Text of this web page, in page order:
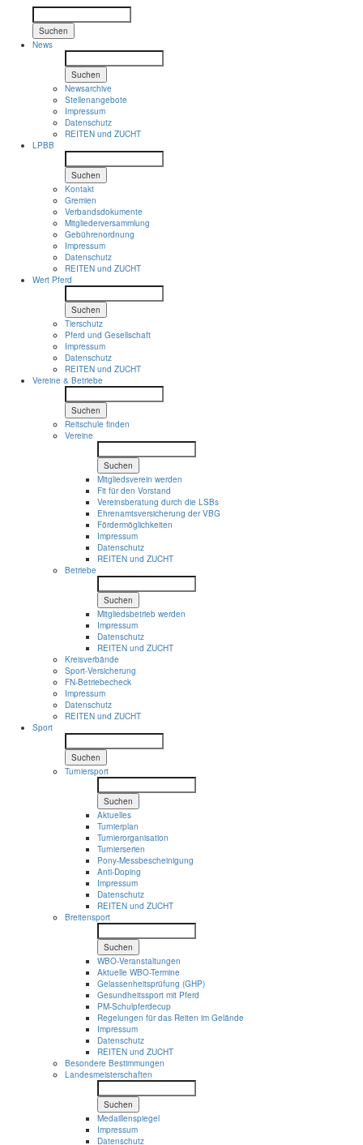
Suchen
News
Suchen
Newsarchive
Stellenangebote
Impressum
Datenschutz
REITEN und ZUCHT
LPBB
Suchen
Kontakt
Gremien
Verbandsdokumente
Mitgliederversammlung
Gebührenordnung
Impressum
Datenschutz
REITEN und ZUCHT
Wert Pferd
Suchen
Tierschutz
Pferd und Gesellschaft
Impressum
Datenschutz
REITEN und ZUCHT
Vereine & Betriebe
Suchen
Reitschule finden
Vereine
Suchen
Mitgliedsverein werden
Fit für den Vorstand
Vereinsberatung durch die LSBs
Ehrenamtsversicherung der VBG
Fördermöglichkeiten
Impressum
Datenschutz
REITEN und ZUCHT
Betriebe
Suchen
Mitgliedsbetrieb werden
Impressum
Datenschutz
REITEN und ZUCHT
Kreisverbände
Sport-Versicherung
FN-Betriebecheck
Impressum
Datenschutz
REITEN und ZUCHT
Sport
Suchen
Turniersport
Suchen
Aktuelles
Turnierplan
Turnierorganisation
Turnierserien
Pony-Messbescheinigung
Anti-Doping
Impressum
Datenschutz
REITEN und ZUCHT
Breitensport
Suchen
WBO-Veranstaltungen
Aktuelle WBO-Termine
Gelassenheitsprüfung (GHP)
Gesundheitssport mit Pferd
PM-Schulpferdecup
Regelungen für das Reiten im Gelände
Impressum
Datenschutz
REITEN und ZUCHT
Besondere Bestimmungen
Landesmeisterschaften
Suchen
Medaillenspiegel
Impressum
Datenschutz